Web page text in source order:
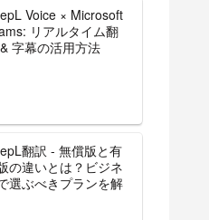
Voice × Microsoft
リアルタイム翻
字幕の活用方法
翻訳 - 無償版と有
の違いとは？ビジネ
選ぶべきプランを解